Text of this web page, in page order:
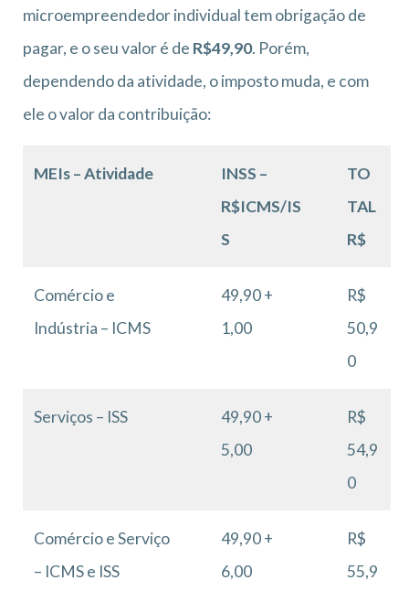
microempreendedor individual tem obrigação de
pagar, e o seu valor é de R$49,90. Porém,
dependendo da atividade, o imposto muda, e com
ele o valor da contribuição:
MEIs – Atividade
INSS –
R$ICMS/IS
S
TO
TAL
R$
Comércio e
Indústria – ICMS
49,90 +
1,00
R$
50,9
0
Serviços – ISS
49,90 +
5,00
R$
54,9
0
Comércio e Serviço
– ICMS e ISS
49,90 +
6,00
R$
55,9